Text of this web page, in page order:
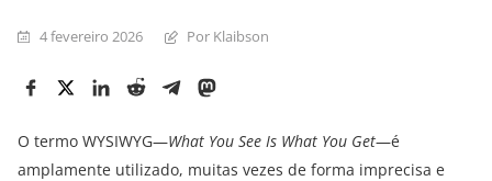
4 fevereiro 2026 Por Klaibson
O termo WYSIWYG—What You See Is What You Get—é
amplamente utilizado, muitas vezes de forma imprecisa e